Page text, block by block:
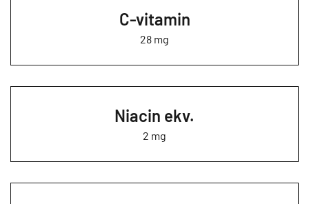
C-vitamin
28 mg
Niacin ekv.
2 mg